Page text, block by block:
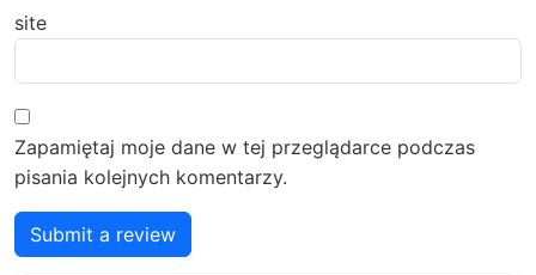
site
Zapamiętaj moje dane w tej przeglądarce podczas
pisania kolejnych komentarzy.
Submit a review